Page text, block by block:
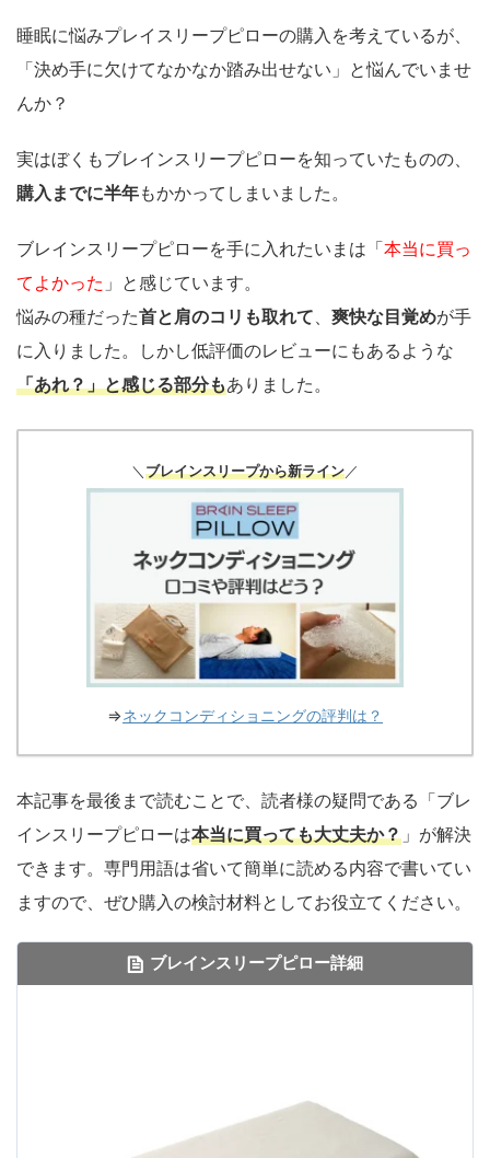
睡眠に悩みプレイスリープピローの購入を考えているが、
「決め手に欠けてなかなか踏み出せない」と悩んでいませ
んか？
実はぼくもブレインスリープピローを知っていたものの、
購入までに半年もかかってしまいました。
ブレインスリープピローを手に入れたいまは「本当に買っ
てよかった 」と感じています。
悩みの種だった首と肩のコリも取れて、 爽快な目覚めが手
に入りました。しかし低評価のレビューにもあるような
「あれ？」と感じる部分もありました。
＼ ブレインスリープから新ライン／
⇒ネックコンディショニングの評判は？
本記事を最後まで読むことで、読者様の疑問である「ブレ
インスリープピローは本当に買っても大丈夫か？ 」が解決
できます。 専門用語は省いて簡単に読める内容で書いてい
ますので、ぜひ購入の検討材料としてお役立てください。
ブレインスリープピロー詳細